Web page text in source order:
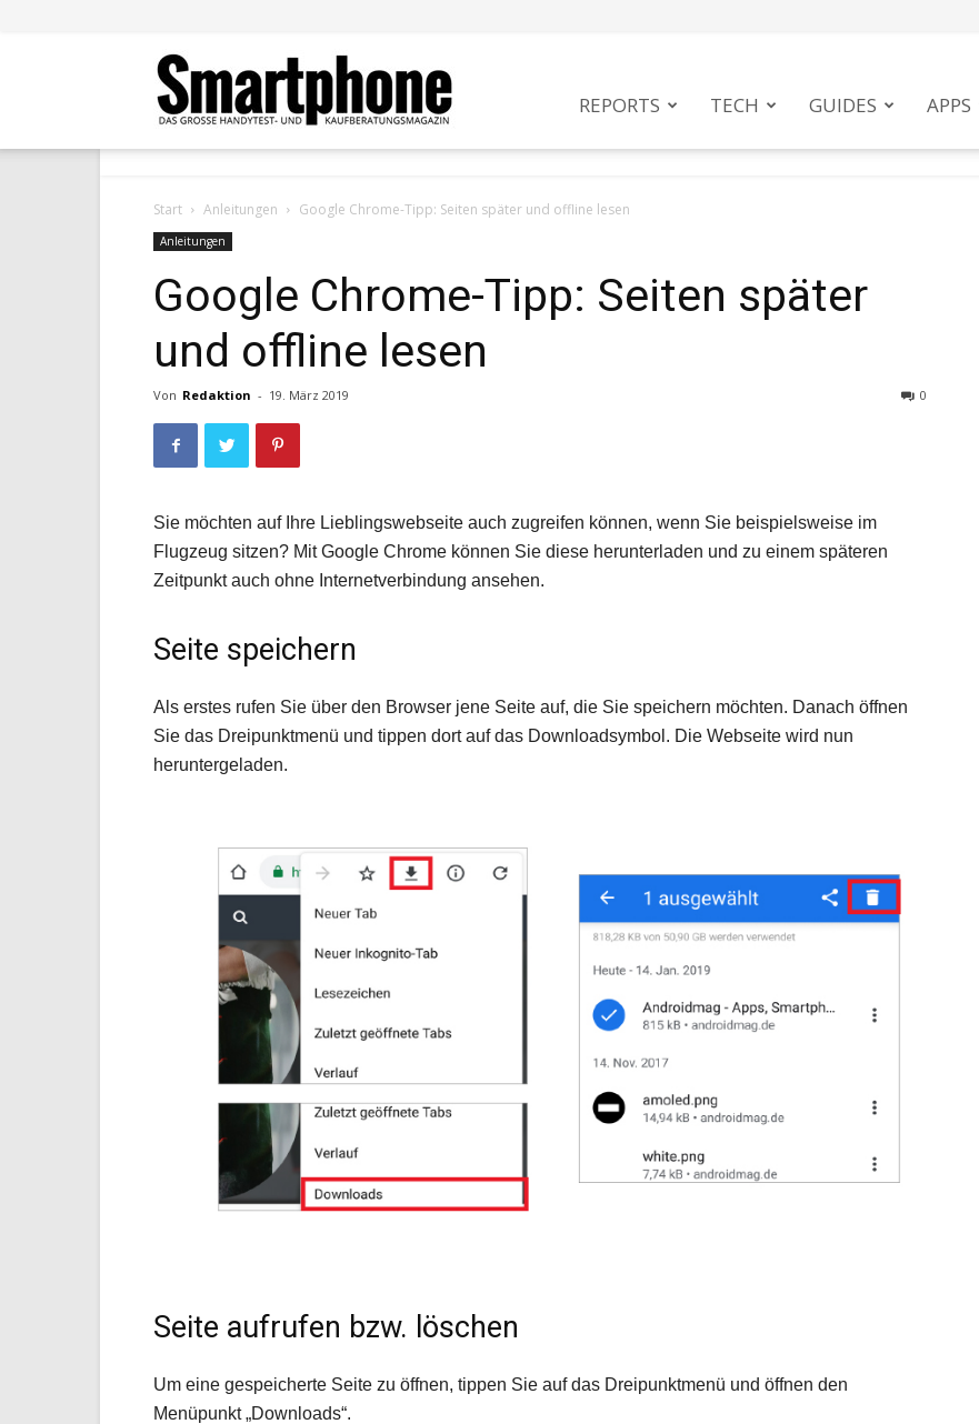
REPORTS TECH GUIDES APPS
Start Anleitungen Google Chrome-Tipp: Seiten später und offline lesen
Anleitungen
Google Chrome-Tipp: Seiten später
und offline lesen
Von Redaktion - 19. März 2019 0
Sie möchten auf Ihre Lieblingswebseite auch zugreifen können, wenn Sie beispielsweise im
Flugzeug sitzen? Mit Google Chrome können Sie diese herunterladen und zu einem späteren
Zeitpunkt auch ohne Internetverbindung ansehen.
Seite speichern
Als erstes rufen Sie über den Browser jene Seite auf, die Sie speichern möchten. Danach öffnen
Sie das Dreipunktmenü und tippen dort auf das Downloadsymbol. Die Webseite wird nun
heruntergeladen.
Seite aufrufen bzw. löschen
Um eine gespeicherte Seite zu öffnen, tippen Sie auf das Dreipunktmenü und öffnen den
Menüpunkt „Downloads“.